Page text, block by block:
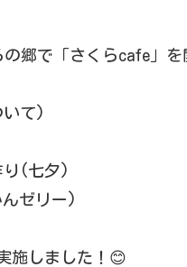
郷で「さくらcafe」を
て)
り(七夕)
ゼリー)
施しました！😊